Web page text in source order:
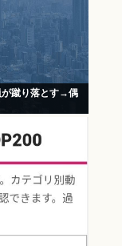
が蹴り落とす→偶